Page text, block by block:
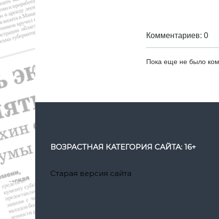
Комментариев: 0
Пока еще не было
ВОЗРАСТНАЯ КАТЕГОРИЯ САЙТА: 16+
Старая версия сайта